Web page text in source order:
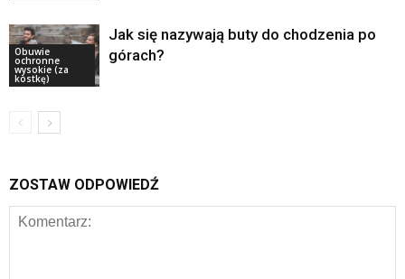
Obuwie
ochronne
wysokie (za
kostkę)
Jak się nazywają buty do chodzenia po
górach?
ZOSTAW ODPOWIEDŹ